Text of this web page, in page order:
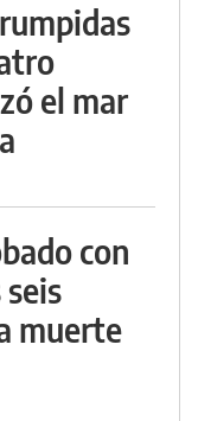
el mar
con
muerte